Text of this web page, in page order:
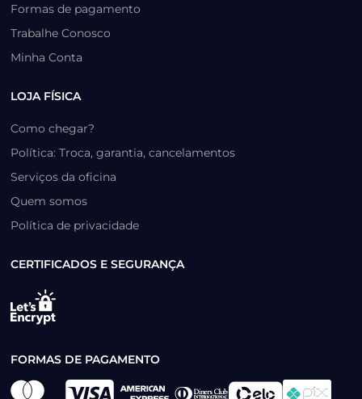
Formas de pagamento
Trabalhe Conosco
Minha Conta
LOJA FÍSICA
Como chegar?
Política: Troca, garantia, cancelamentos
Serviços da oficina
Quem somos
Política de privacidade
CERTIFICADOS E SEGURANÇA
FORMAS DE PAGAMENTO